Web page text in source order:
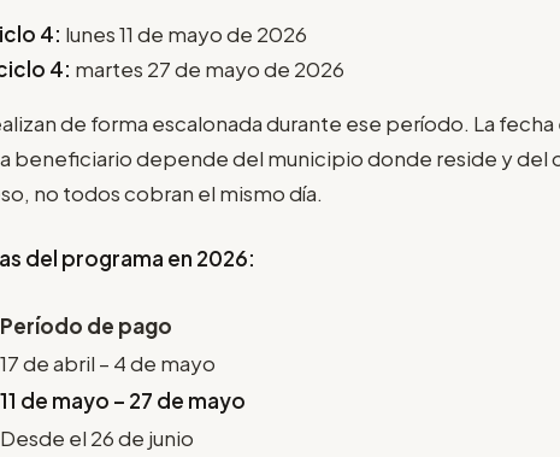
4: lunes 11 de mayo de 2026
4: martes 27 de mayo de 2026
de forma escalonada durante ese período. La
beneficiario depende del municipio donde reside y del
no todos cobran el mismo día.
del programa en 2026:
Período de pago
17 de abril – 4 de mayo
11 de mayo – 27 de mayo
Desde el 26 de junio